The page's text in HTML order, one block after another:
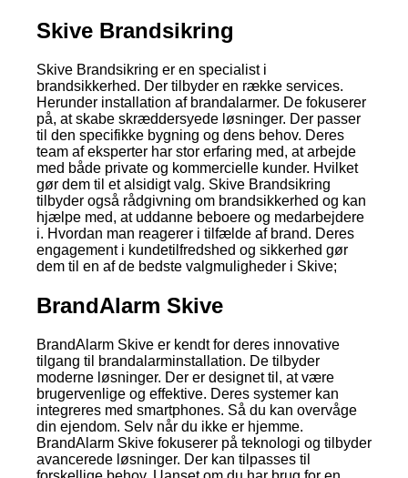
Skive Brandsikring
Skive Brandsikring er en specialist i
brandsikkerhed. Der tilbyder en række services.
Herunder installation af brandalarmer. De fokuserer
på, at skabe skræddersyede løsninger. Der passer
til den specifikke bygning og dens behov. Deres
team af eksperter har stor erfaring med, at arbejde
med både private og kommercielle kunder. Hvilket
gør dem til et alsidigt valg. Skive Brandsikring
tilbyder også rådgivning om brandsikkerhed og kan
hjælpe med, at uddanne beboere og medarbejdere
i. Hvordan man reagerer i tilfælde af brand. Deres
engagement i kundetilfredshed og sikkerhed gør
dem til en af de bedste valgmuligheder i Skive;
BrandAlarm Skive
BrandAlarm Skive er kendt for deres innovative
tilgang til brandalarminstallation. De tilbyder
moderne løsninger. Der er designet til, at være
brugervenlige og effektive. Deres systemer kan
integreres med smartphones. Så du kan overvåge
din ejendom. Selv når du ikke er hjemme.
BrandAlarm Skive fokuserer på teknologi og tilbyder
avancerede løsninger. Der kan tilpasses til